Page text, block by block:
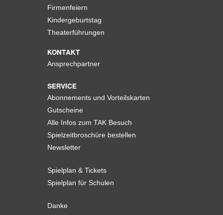
Firmenfeiern
Kindergeburtstag
Theaterführungen
KONTAKT
Ansprechpartner
SERVICE
Abonnements und Vorteilskarten
Gutscheine
Alle Infos zum TAK Besuch
Spielzeitbroschüre bestellen
Newsletter
Spielplan & Tickets
Spielplan für Schulen
Danke